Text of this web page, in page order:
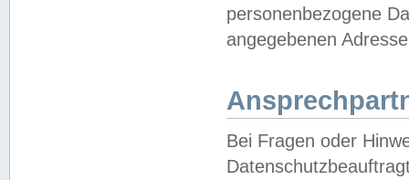
personenbezogene
angegebenen
Bei Fragen oder